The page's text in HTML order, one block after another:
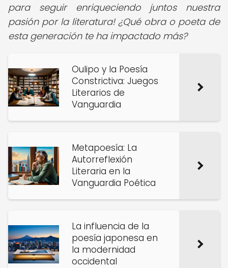
para seguir enriqueciendo juntos nuestra
pasión por la literatura!¿Qué obra o poeta de
esta generación te ha impactado más?
Oulipo y la Poesía
Constrictiva: Juegos
Literarios de
Vanguardia
Metapoesía: La
Autorreflexión
Literaria en la
Vanguardia Poética
La influencia de la
poesía japonesa en
la modernidad
occidental